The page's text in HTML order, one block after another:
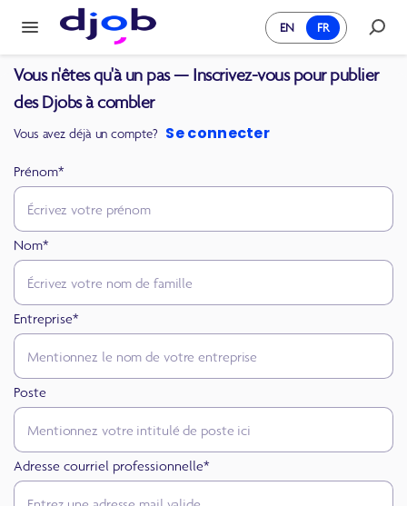
EN FR
Vous n'êtes qu'à un pas — Inscrivez-vous pour publier
des Djobs à combler
Vous avez déjà un compte? Se connecter
Prénom*
Nom*
Entreprise*
Poste
Adresse courriel professionnelle*